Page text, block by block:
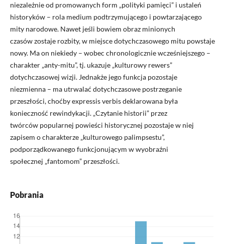
niezależnie od promowanych form „polityki pamięci” i ustaleń
historyków – rola medium podtrzymującego i powtarzającego
mity narodowe. Nawet jeśli bowiem obraz minionych
czasów zostaje rozbity, w miejsce dotychczasowego mitu powstaje
nowy. Ma on niekiedy – wobec chronologicznie wcześniejszego –
charakter „anty-mitu”, tj. ukazuje „kulturowy rewers”
dotychczasowej wizji. Jednakże jego funkcja pozostaje
niezmienna – ma utrwalać dotychczasowe postrzeganie
przeszłości, choćby expressis verbis deklarowana była
konieczność rewindykacji. „Czytanie historii” przez
twórców popularnej powieści historycznej pozostaje w niej
zapisem o charakterze „kulturowego palimpsestu”,
podporządkowanego funkcjonującym w wyobraźni
społecznej „fantomom” przeszłości.
Pobrania